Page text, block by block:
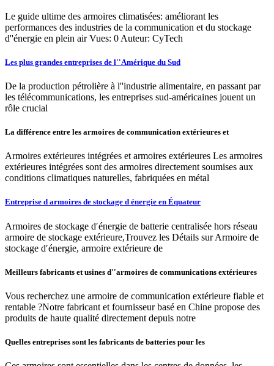
Le guide ultime des armoires climatisées: améliorant les
performances des industries de la communication et du stockage
d''énergie en plein air Vues: 0 Auteur: CyTech
Les plus grandes entreprises de l''Amérique du Sud
De la production pétrolière à l''industrie alimentaire, en passant par
les télécommunications, les entreprises sud-américaines jouent un
rôle crucial
La différence entre les armoires de communication extérieures et
Armoires extérieures intégrées et armoires extérieures Les armoires
extérieures intégrées sont des armoires directement soumises aux
conditions climatiques naturelles, fabriquées en métal
Entreprise d armoires de stockage d énergie en Équateur
Armoires de stockage d′énergie de batterie centralisée hors réseau
armoire de stockage extérieure,Trouvez les Détails sur Armoire de
stockage d′énergie, armoire extérieure de
Meilleurs fabricants et usines d''armoires de communications extérieures
Vous recherchez une armoire de communication extérieure fiable et
rentable ?Notre fabricant et fournisseur basé en Chine propose des
produits de haute qualité directement depuis notre
Quelles entreprises sont les fabricants de batteries pour les